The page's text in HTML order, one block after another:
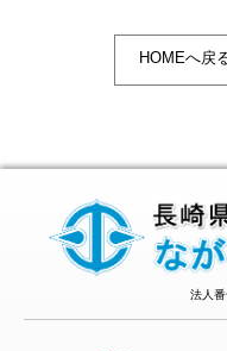
HOMEへ戻
法人